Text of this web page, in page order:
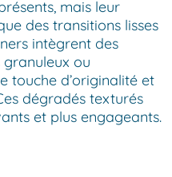
mais leur
des transitions lisses
intègrent des
ou
touche d’originalité et
dégradés texturés
et plus engageants.